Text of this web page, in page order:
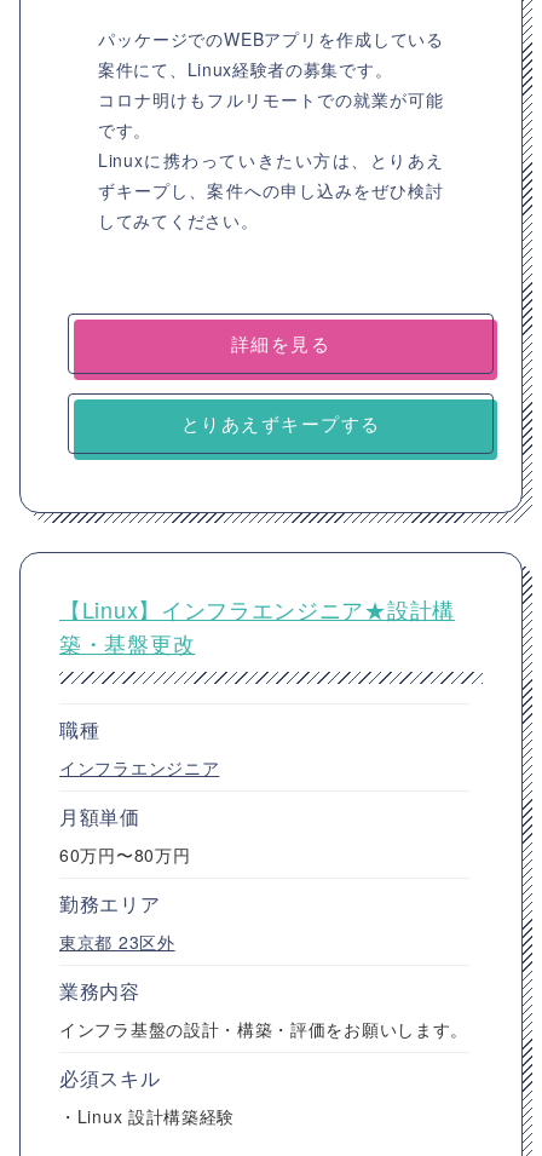
パッケージでのWEBアプリを作成している
案件にて、Linux経験者の募集です。
コロナ明けもフルリモートでの就業が可能
です。
Linuxに携わっていきたい方は、とりあえ
ずキープし、案件への申し込みをぜひ検討
してみてください。
詳細を見る
とりあえずキープする
【Linux】インフラエンジニア★設計構
築・基盤更改
職種
インフラエンジニア
月額単価
60万円〜80万円
勤務エリア
東京都 23区外
業務内容
インフラ基盤の設計・構築・評価をお願いします。
必須スキル
・Linux 設計構築経験